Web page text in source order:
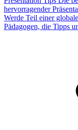
hervorragender
Werde Teil einer
Pädagogen, die Tipps